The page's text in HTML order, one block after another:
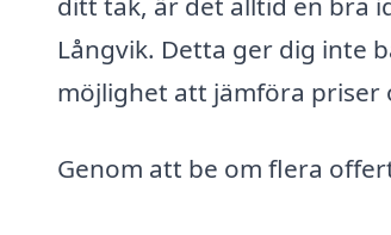
Långvik. Detta ger dig inte
möjlighet att jämföra priser
Genom att be om flera